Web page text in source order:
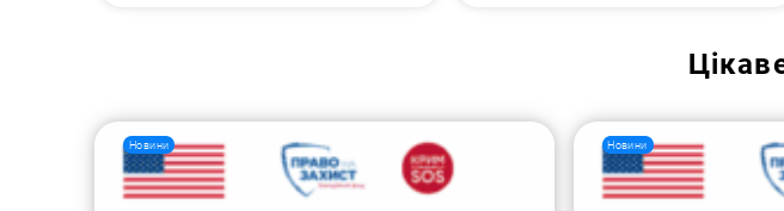
Новини Новини